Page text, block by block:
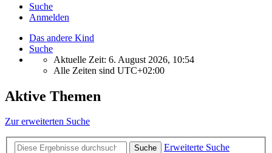
Suche
Anmelden
Das andere Kind
Suche
Aktuelle Zeit: 6. August 2026, 10:54
Alle Zeiten sind UTC+02:00
Aktive Themen
Zur erweiterten Suche
Suche
Erweiterte Suche